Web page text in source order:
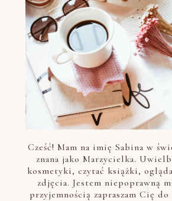
Cześć! Mam na imię Sabina w
znana jako Marzycielka.
kosmetyki, czytać książki,
zdjęcia. Jestem niepoprawną
przyjemnością zapraszam Cię